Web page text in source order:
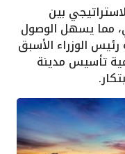
بين
مما يسهل الوصول
الوزراء الأسبق
تأسيس مدينة